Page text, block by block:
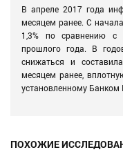
В апреле 2017 года
месяцем ранее. С
1,3% по сравнению с
прошлого года. В
снижаться и
месяцем ранее,
установленному Банком
ПОХОЖИЕ